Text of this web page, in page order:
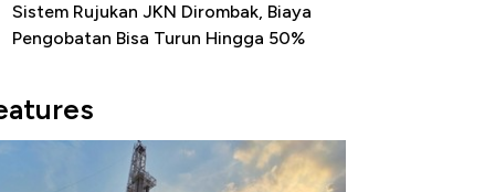
Sistem Rujukan JKN Dirombak, Biaya
Pengobatan Bisa Turun Hingga 50%